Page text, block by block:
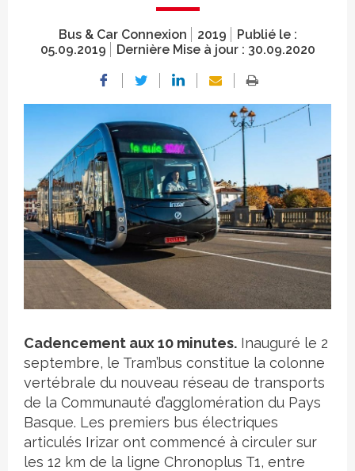
Bus & Car Connexion 2019
Publié le :
05.09.2019
Dernière Mise à jour : 30.09.2020
Crédit photo
Cadencement aux 10 minutes. Inauguré le 2
septembre, le Tram’bus constitue la colonne
vertébrale du nouveau réseau de transports
de la Communauté d’agglomération du Pays
Basque. Les premiers bus électriques
articulés Irizar ont commencé à circuler sur
les 12 km de la ligne Chronoplus T1, entre